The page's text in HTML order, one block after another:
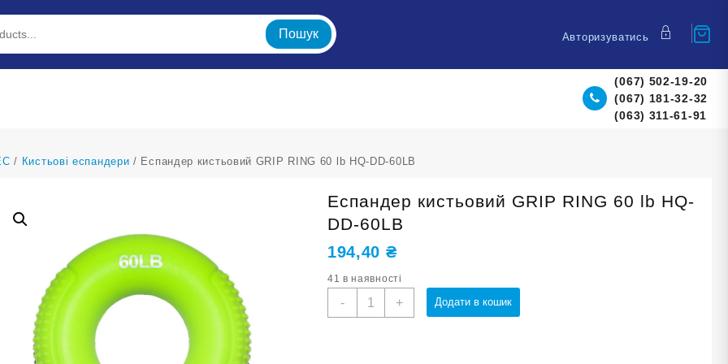
Пошук Авторизуватись
(067) 502-19-20
(067) 181-32-32
(063) 311-61-91
/ Кистьові еспандери / Еспандер кистьовий GRIP RING 60 lb HQ-DD-60LB
Еспандер кистьовий GRIP RING 60 lb HQ-
DD-60LB
194,40 ₴
41 в наявності
-
Еспандер
+ Додати в кошик